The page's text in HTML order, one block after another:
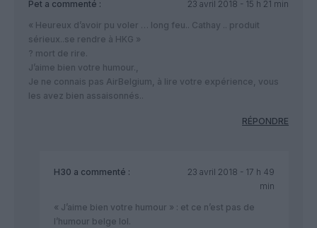
Pet a commenté :
23 avril 2018 - 15 h 21 min
« Heureux d’avoir pu voler … long feu.. Cathay .. produit
sérieux..se rendre à HKG »
? mort de rire.
J’aime bien votre humour.,
Je ne connais pas AirBelgium, à lire votre expérience, vous
les avez bien assaisonnés..
RÉPONDRE
H30 a commenté :
23 avril 2018 - 17 h 49
min
« J’aime bien votre humour » : et ce n’est pas de
l’humour belge lol.